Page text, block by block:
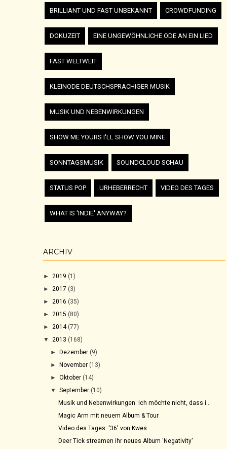
BRILLIANT UND FAST UNBEKANNT CROWDFUNDING
DOKUZEIT EINE UNGEWÖHNLICHE ODE AN EIN LIED
FAST WELTWEIT
KLEINODE DEUTSCHSPRACHIGER MUSIK
MUSIK UND NEBENWIRKUNGEN
SHOW ME YOURS I'LL SHOW YOU MINE
SONNTAGSMUSIK SOUNDCLOUD SCHAU
STATUS POP URHEBERRECHT VIDEO DES TAGES
WHAT IS 'INDIE' ANYWAY?
ARCHIV
► 2019 (1)
► 2017 (3)
► 2016 (35)
► 2015 (80)
► 2014 (77)
▼ 2013 (168)
►Dezember (9)
►November (13)
►Oktober (14)
▼September (10)
Musik und Nebenwirkungen: Ich möchte nicht, dass i...
Magic Arm mit neuem Album & Tour
Video des Tages: '36' von Kwes.
Deer Tick streamen ihr neues Album 'Negativity'